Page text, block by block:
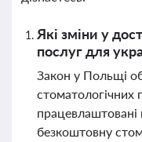
Які зміни у
послуг для
Закон у Польщі
стоматологічних
працевлаштовані
безкоштовну